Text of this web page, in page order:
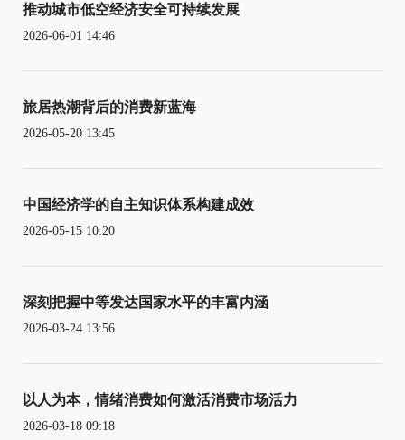
推动城市低空经济安全可持续发展
2026-06-01 14:46
旅居热潮背后的消费新蓝海
2026-05-20 13:45
中国经济学的自主知识体系构建成效
2026-05-15 10:20
深刻把握中等发达国家水平的丰富内涵
2026-03-24 13:56
以人为本，情绪消费如何激活消费市场活力
2026-03-18 09:18